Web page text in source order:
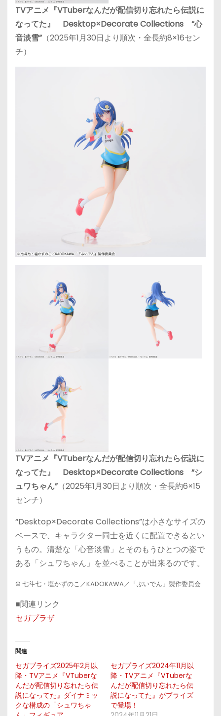
TVアニメ『VTuberなんだが配信切り忘れたら伝説に
なってた』 Desktop×Decorate Collections “心
音淡雪”（2025年1月30日より順次・全長約8×16セン
チ）
TVアニメ『VTuberなんだが配信切り忘れたら伝説に
なってた』 Desktop×Decorate Collections “シ
ュワちゃん”（2025年1月30日より順次・全長約6×15
センチ）
“Desktop×Decorate Collections”は小さなサイズの
ベースで、キャラクター同士を近くに配置できるとい
うもの。清楚な「心音淡雪」とそのもうひとつの姿で
ある「シュワちゃん」を並べることが出来るのです。
© 七斗七・塩かずのこ／KADOKAWA／「ぶいでん」製作委員会
■関連リンク
セガプラザ
関連
セガプライズ2025年2月以
降・TVアニメ『VTuberな
んだが配信切り忘れたら伝
説になってた』ダイナミッ
クな構成の「シュワちゃ
セガプライズ2024年11月以
降・TVアニメ『VTuberな
んだが配信切り忘れたら伝
説になってた』がプライズ
で登場！